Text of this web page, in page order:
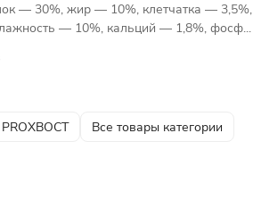
— 30%, жир — 10%, клетчатка — 3,5%,
— 10%, кальций — 1,8%, фосф...
PROХВОСТ Все товары категории